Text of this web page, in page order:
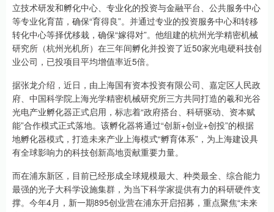
立技术研发和孵化中心、专业化的投资与金融平台、公共服务中心
等专业化育苗，确保“育得良”。并通过专业的投资服务中心和转移
转化中心等择优移栽，确保“嫁得对”。他组建的杭州光学精密机械
研究所（杭州光机所）在三年间孵化并投资了近50家光电硬科技创
业公司，已投项目平均增值率近5倍。
据张龙介绍，近日，由上海国有资本投资有限公司、嘉定区人民政
府、中国科学院上海光学精密机械研究所三方共同打造的羲和光谷
光电产业孵化器正式启用，标志着“政府搭台、科研驱动、资本赋
能”合作模式正式落地。该孵化器将通过“创新+创业+创投”的根据
地孵化器模式，打造未来产业上海模式“孵育体系”，为上海建设具
有全球影响力的科技创新高地贡献重要力量。
而在浦东新区，目前已经形成全球规模最大、种类最全、综合能力
最强的光子大科学设施集群，为当下科学家提供有力的科研硬件支
撑。今年4月，新一期895创业营在浦东开启招募，重点聚焦“未来